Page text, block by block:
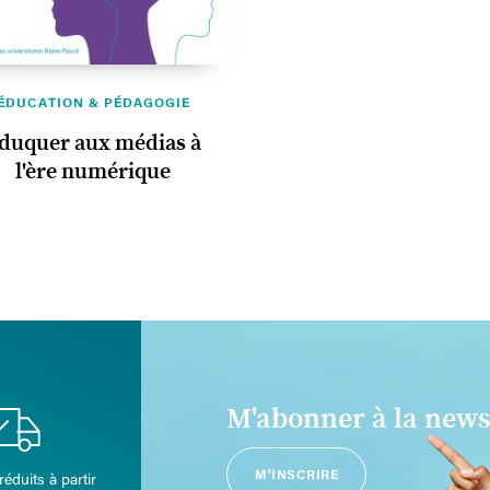
& PÉDAGOGIE
aux médias à
l'ère numérique
à partir
M'abonner à la
M'INSCRIRE